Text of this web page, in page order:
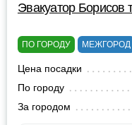
Эвакуатор Борисов
ПО ГОРОДУ МЕЖГОРОД
Цена посадки
По городу
За городом